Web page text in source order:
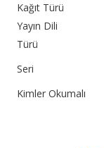
Kağıt Türü
Yayın Dili
Türü
Seri
Kimler Okumalı